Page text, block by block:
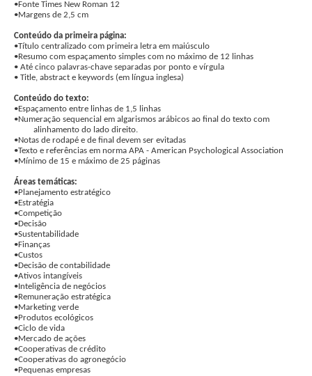
•Fonte Times New Roman 12
•Margens de 2,5 cm
Conteúdo da primeira página:
•Título centralizado com primeira letra em maiúsculo
•Resumo com espaçamento simples com no máximo de 12 linhas
• Até cinco palavras-chave separadas por ponto e vírgula
• Title, abstract e keywords (em língua inglesa)
Conteúdo do texto:
•Espaçamento entre linhas de 1,5 linhas
•Numeração sequencial em algarismos arábicos ao final do texto com
alinhamento do lado direito.
•Notas de rodapé e de final devem ser evitadas
•Texto e referências em norma APA - American Psychological Association
•Mínimo de 15 e máximo de 25 páginas
Áreas temáticas:
•Planejamento estratégico
•Estratégia
•Competição
•Decisão
•Sustentabilidade
•Finanças
•Custos
•Decisão de contabilidade
•Ativos intangíveis
•Inteligência de negócios
•Remuneração estratégica
•Marketing verde
•Produtos ecológicos
•Ciclo de vida
•Mercado de ações
•Cooperativas de crédito
•Cooperativas do agronegócio
•Pequenas empresas